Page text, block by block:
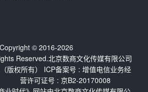
Copyright © 2016-2026
Reserved.北京数商文化传媒有限公司
（版权所有） ICP备案号 : 增值电信业务经
营许可证号 : 京B2-20170008